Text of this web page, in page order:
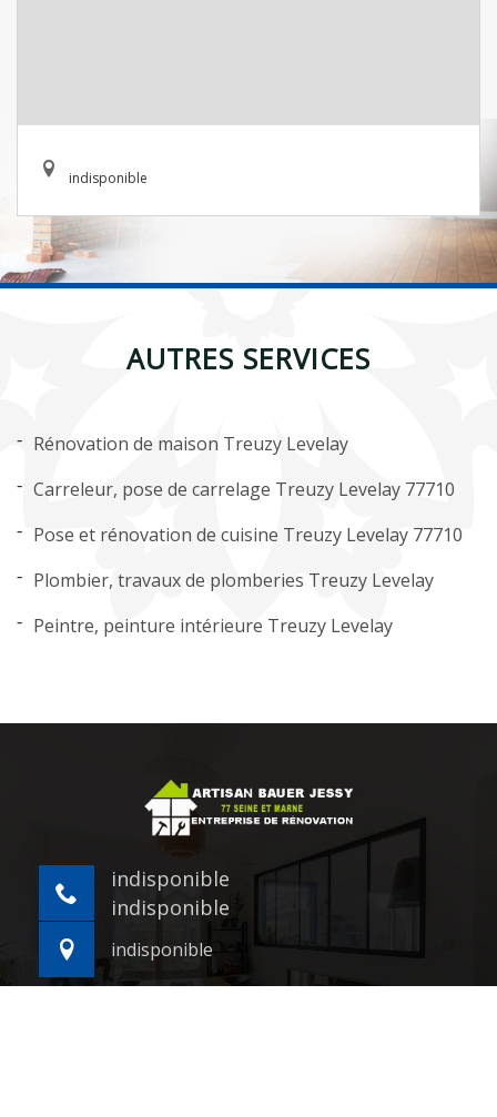
indisponible
AUTRES SERVICES
Rénovation de maison Treuzy Levelay
Carreleur, pose de carrelage Treuzy Levelay 77710
Pose et rénovation de cuisine Treuzy Levelay 77710
Plombier, travaux de plomberies Treuzy Levelay
Peintre, peinture intérieure Treuzy Levelay
indisponible
indisponible
indisponible